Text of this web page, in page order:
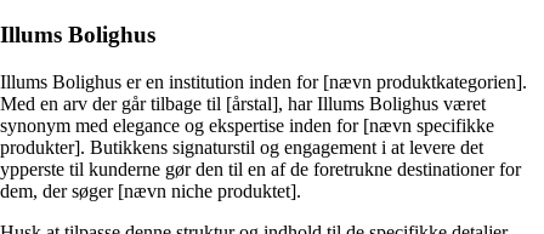
Illums Bolighus
Illums Bolighus er en institution inden for [nævn produktkategorien].
Med en arv der går tilbage til [årstal], har Illums Bolighus været
synonym med elegance og ekspertise inden for [nævn specifikke
produkter]. Butikkens signaturstil og engagement i at levere det
ypperste til kunderne gør den til en af de foretrukne destinationer for
dem, der søger [nævn niche produktet].